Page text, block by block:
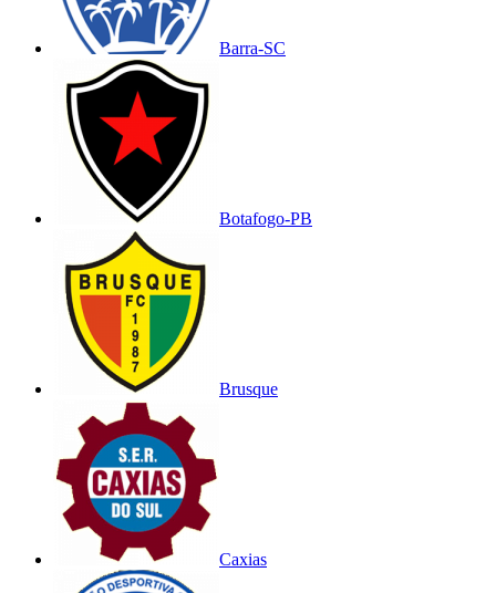
Barra-SC
Botafogo-PB
Brusque
Caxias